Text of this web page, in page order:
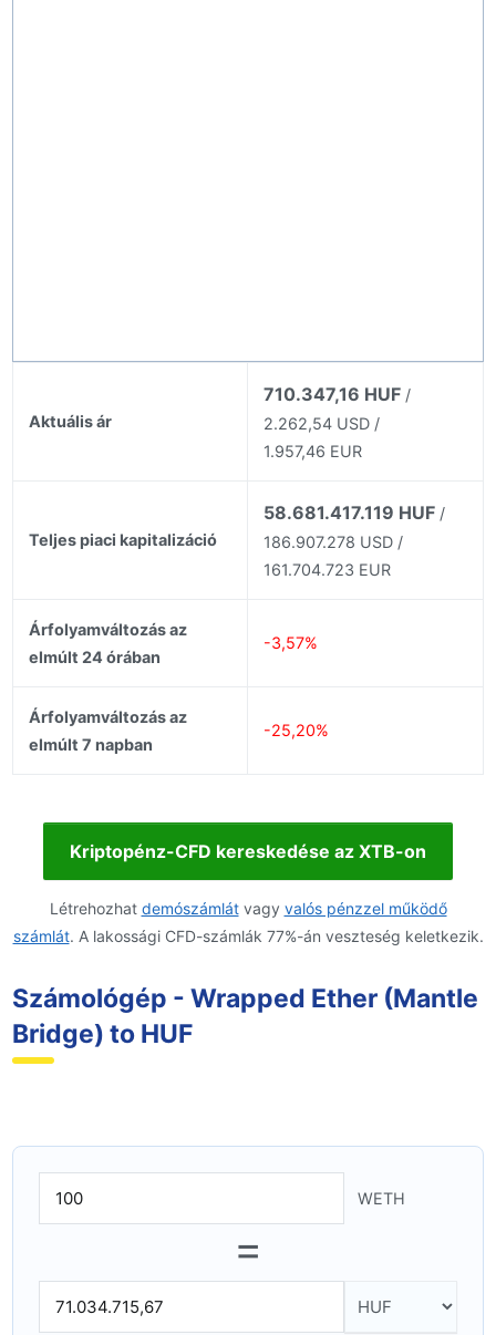
Aktuális ár
710.347,16 HUF /
2.262,54 USD /
1.957,46 EUR
Teljes piaci kapitalizáció
58.681.417.119 HUF /
186.907.278 USD /
161.704.723 EUR
Árfolyamváltozás az
elmúlt 24 órában
-3,57%
Árfolyamváltozás az
elmúlt 7 napban
-25,20%
Kriptopénz-CFD kereskedése az XTB-on
Létrehozhat demószámlátvagy valós pénzzel működő
számlát. A lakossági CFD-számlák 77%-án veszteség keletkezik.
Számológép - Wrapped Ether (Mantle
Bridge) to HUF
WETH
=